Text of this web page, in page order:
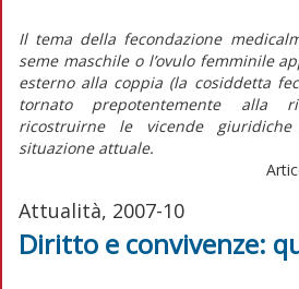
Il tema della fecondazione
seme maschile o l’ovulo femminile
esterno alla coppia (la cosiddetta
tornato prepotentemente alla
ricostruirne le vicende
situazione attuale.
Attualità, 2007-10
Diritto e convivenze: